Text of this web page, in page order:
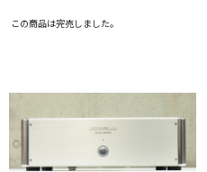
この商品は完売しました。